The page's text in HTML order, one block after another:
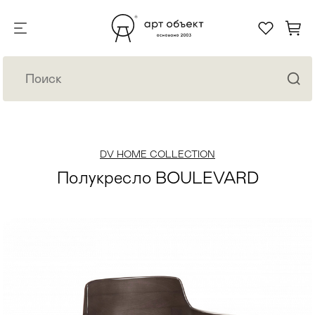
DV HOME COLLECTION
Полукресло BOULEVARD